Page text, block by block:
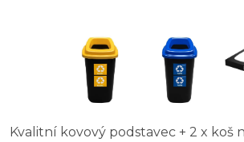
Kvalitní kovový podstavec + 2 x koš